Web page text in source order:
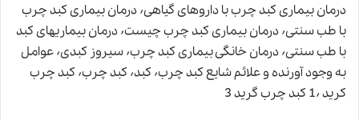
درمان بیماری کبد چرب با داروهای گیاهی٬ درمان بیماری کبد چرب
با طب سنتی٬ درمان بیماری کبد چرب چیست٬ درمان بیماریهای کبد
با طب سنتی٬ درمان خانگی بیماری کبد چرب٬ سیروز کبدی٬ عوامل
به وجود آورنده و علائم شایع کبد چرب٬ کبد٬ کبد چرب٬ کبد چرب
کرید 1٬ کبد چرب گرید 3